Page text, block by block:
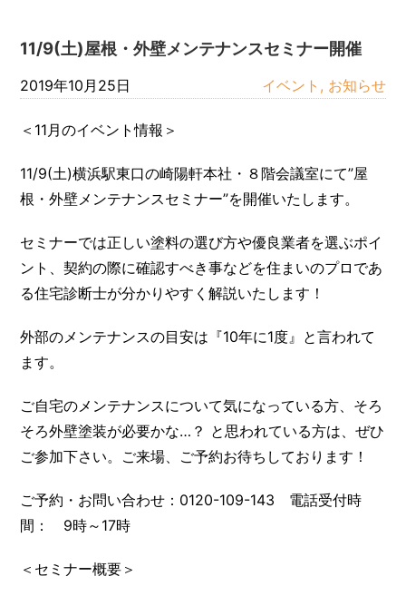
11/9(土)屋根・外壁メンテナンスセミナー開催
2019年10月25日 イベント, お知らせ
＜11月のイベント情報＞
11/9(土)横浜駅東口の崎陽軒本社・８階会議室にて”屋
根・外壁メンテナンスセミナー”を開催いたします。
セミナーでは正しい塗料の選び方や優良業者を選ぶポイ
ント、契約の際に確認すべき事などを住まいのプロであ
る住宅診断士が分かりやすく解説いたします！
外部のメンテナンスの目安は『10年に1度』と言われて
ます。
ご自宅のメンテナンスについて気になっている方、そろ
そろ外壁塗装が必要かな…？ と思われている方は、ぜひ
ご参加下さい。ご来場、ご予約お待ちしております！
ご予約・お問い合わせ：0120-109-143 電話受付時
間： 9時～17時
＜セミナー概要＞